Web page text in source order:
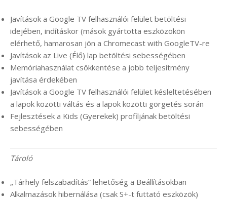
Javítások a Google TV felhasználói felület betöltési
idejében, indításkor (mások gyártotta eszközökön
elérhető, hamarosan jön a Chromecast with GoogleTV-re
Javítások az Live (Élő) lap betöltési sebességében
Memóriahasználat csökkentése a jobb teljesítmény
javítása érdekében
Javítások a Google TV felhasználói felület késleltetésében
a lapok közötti váltás és a lapok közötti görgetés során
Fejlesztések a Kids (Gyerekek) profiljának betöltési
sebességében
Tároló
„Tárhely felszabadítás” lehetőség a Beállításokban
Alkalmazások hibernálása (csak S+-t futtató eszközök)